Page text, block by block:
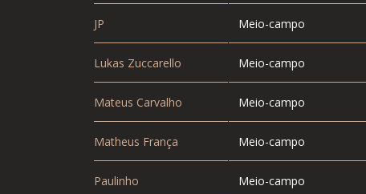
JP
Lukas Zuccarello
Mateus Carvalho
Matheus França
Paulinho
Meio-campo
Meio-campo
Meio-campo
Meio-campo
Meio-campo